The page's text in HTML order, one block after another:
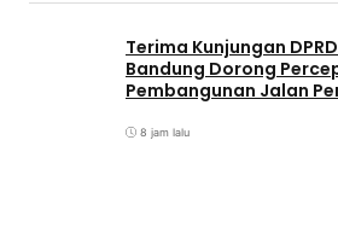
Terima Kunjungan
Bandung Dorong
Pembangunan Jalan
8 jam lalu